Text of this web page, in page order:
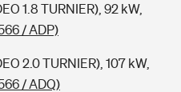
1.8 TURNIER), 92 kW,
/ ADP)
2.0 TURNIER), 107 kW,
/ ADQ)